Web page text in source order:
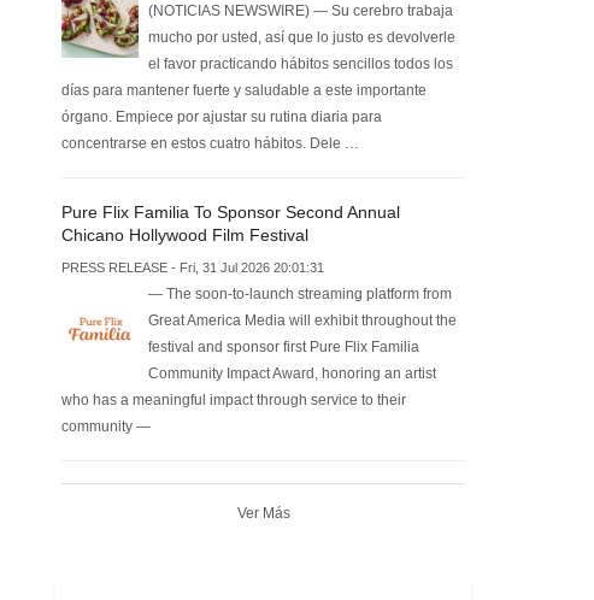
(NOTICIAS NEWSWIRE) — Su cerebro trabaja
mucho por usted, así que lo justo es devolverle
el favor practicando hábitos sencillos todos los
días para mantener fuerte y saludable a este importante
órgano. Empiece por ajustar su rutina diaria para
concentrarse en estos cuatro hábitos. Dele …
Pure Flix Familia To Sponsor Second Annual
Chicano Hollywood Film Festival
PRESS RELEASE - Fri, 31 Jul 2026 20:01:31
— The soon-to-launch streaming platform from
Great America Media will exhibit throughout the
festival and sponsor first Pure Flix Familia
Community Impact Award, honoring an artist
who has a meaningful impact through service to their
community —
Ver Más